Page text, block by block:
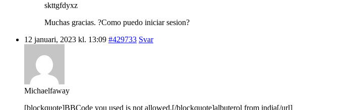
skttgfdyxz
Muchas gracias. ?Como puedo iniciar sesion?
12 januari, 2023 kl. 13:09 #429733 Svar
Michaelfaway
[blockquote]BBCode you used is not allowed.[/blockquote]albuterol from india[/url]